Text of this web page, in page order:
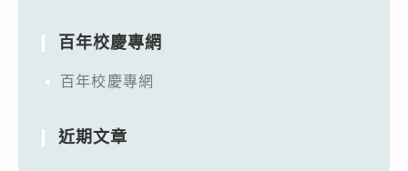
百年校慶專網
百年校慶專網
近期文章